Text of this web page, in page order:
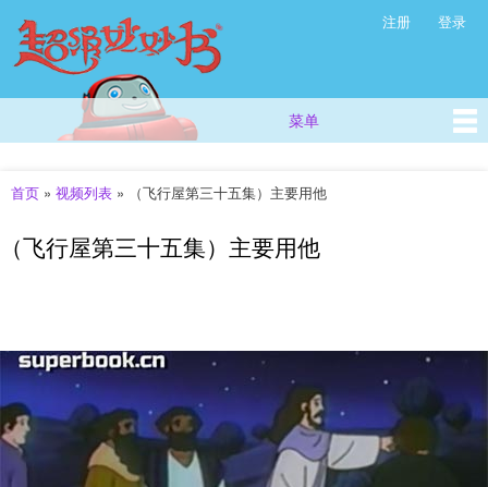
转
到
内
次级菜单 注册 登录
超
级
妙
妙
(西
儿
故
事
童
早
教
视
频
_
菜单
你在这里
首页 » 视频列表 » （飞行屋第三十五集）主要用他
（飞行屋第三十五集）主要用他